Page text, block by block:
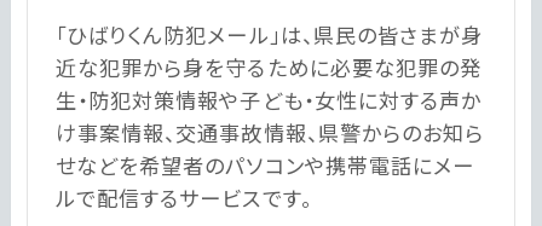
「ひばりくん防犯メール」は、県民の皆さまが身
近な犯罪から身を守るために必要な犯罪の発
生・防犯対策情報や子ども・女性に対する声か
け事案情報、交通事故情報、県警からのお知ら
せなどを希望者のパソコンや携帯電話にメー
ルで配信するサービスです。